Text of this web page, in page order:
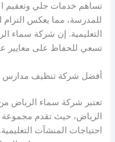
تساهم خدمات جلي وتعقيم
للمدرسة، مما يعكس التزام
التعليمية. إن شركة سماء
تسعي للحفاظ على معايير
أفضل شركة تنظيف مدارس
تعتبر شركة سماء
الرياض، حيث تقدم
احتياجات المنشآت